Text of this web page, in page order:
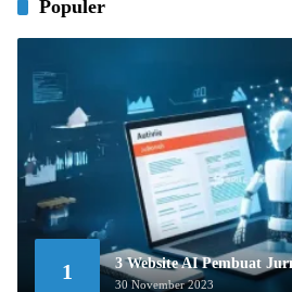
Populer
1 3 Website AI Pembuat
30 November 2023